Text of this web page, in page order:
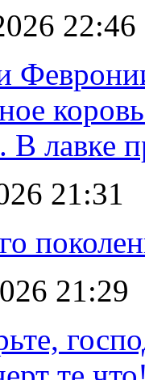
22:46
В лавке
21:31
21:29